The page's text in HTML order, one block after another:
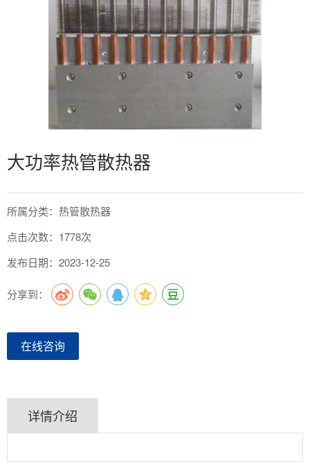
大功率热管散热器
所属分类：热管散热器
点击次数：1778次
发布日期：2023-12-25
分享到：
在线咨询
详情介绍